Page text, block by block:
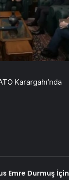
Karargahı’nda
Emre Durmuş İçin